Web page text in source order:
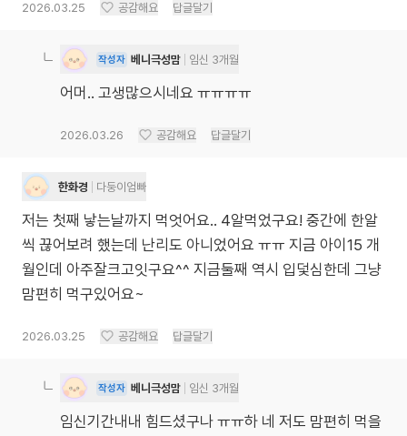
2026.03.25 공감해요 답글달기
작성자 베니극성맘 임신 3개월
어머.. 고생많으시네요 ㅠㅠㅠㅠ
2026.03.26 공감해요 답글달기
한화경 다둥이엄빠
저는 첫째 낳는날까지 먹엇어요.. 4알먹었구요! 중간에 한알
씩 끊어보려 했는데 난리도 아니었어요 ㅠㅠ 지금 아이15 개
월인데 아주잘크고잇구요^^ 지금둘째 역시 입덫심한데 그냥
맘편히 먹구있어요~
2026.03.25 공감해요 답글달기
작성자 베니극성맘 임신 3개월
임신기간내내 힘드셨구나 ㅠㅠ하 네 저도 맘편히 먹을